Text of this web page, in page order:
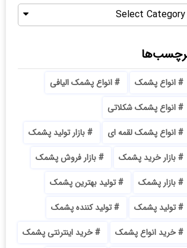
Select Category
انواع پشمک
انواع پشمک الیافی
انواع پشمک شکلاتی
انواع پشمک لقمه ای
بازار تولید پشمک
بازار خرید پشمک
بازار فروش پشمک
بازار پشمک
تولید بهترین پشمک
تولید پشمک
تولید کننده پشمک
خرید انواع پشمک
خرید اینترنتی پشمک